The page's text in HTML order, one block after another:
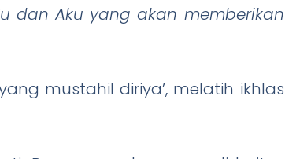
dan Aku yang akan memberikan
mustahil diriya’, melatih ikhlas